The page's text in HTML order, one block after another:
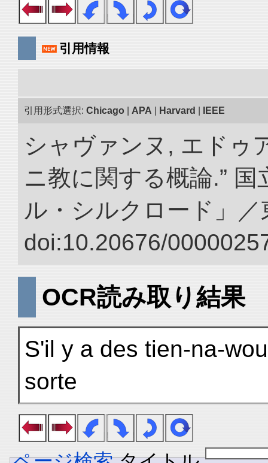
引用情報
引用形式選択: Chicago APA Harvard IEEE
シャヴァンヌ, エドゥ
ニ教に関する概論.”
ル・シルクロード」／
doi:10.20676/
OCR読み取り結果
S'il y a des tien-na-
sorte